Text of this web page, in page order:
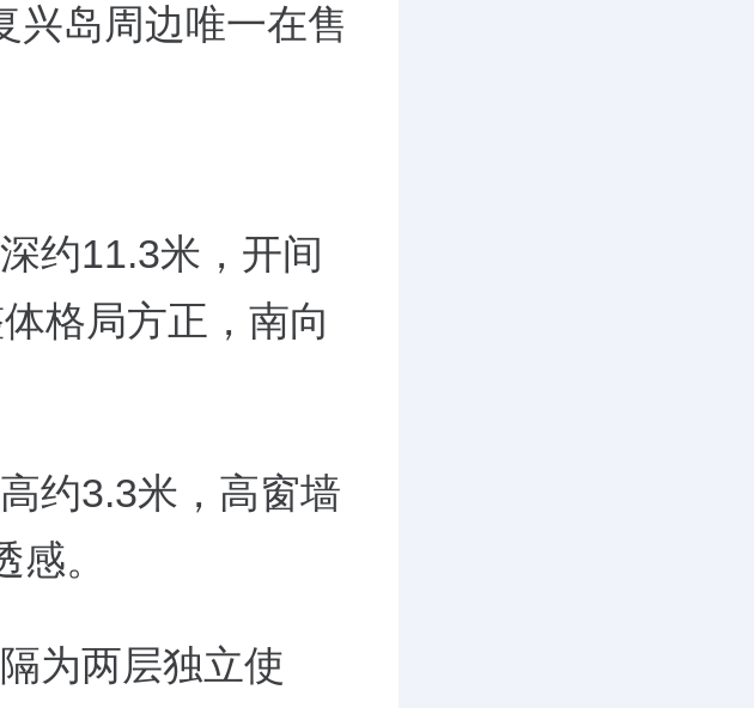
兴岛周边唯一在售
约11.3米，开间
格局方正，南向
约3.3米，高窗墙
。
为两层独立使